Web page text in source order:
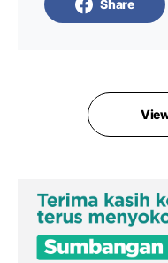
Share